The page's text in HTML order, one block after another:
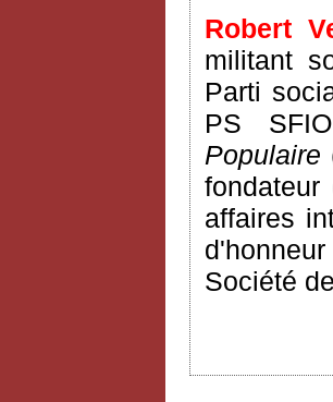
Robert
militant
Parti
PS
Populaire
affaires
Société